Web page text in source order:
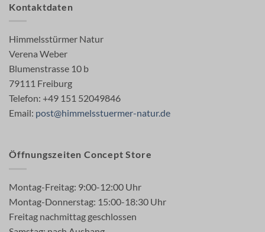
Kontaktdaten
Himmelsstürmer Natur
Verena Weber
Blumenstrasse 10 b
79111 Freiburg
Telefon: +49 151 52049846
Email: post@himmelsstuermer-natur.de
Öffnungszeiten Concept Store
Montag-Freitag: 9:00-12:00 Uhr
Montag-Donnerstag: 15:00-18:30 Uhr
Freitag nachmittag geschlossen